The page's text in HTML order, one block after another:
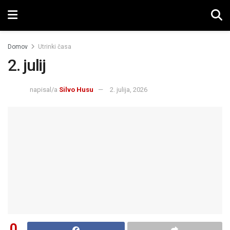
Domov Utrinki časa
2. julij
napisal/a Silvo Husu 2. julija, 2026